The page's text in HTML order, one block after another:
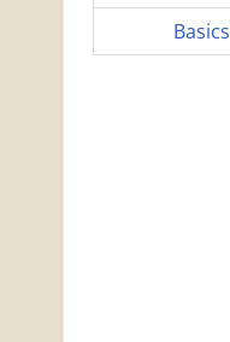
Basics